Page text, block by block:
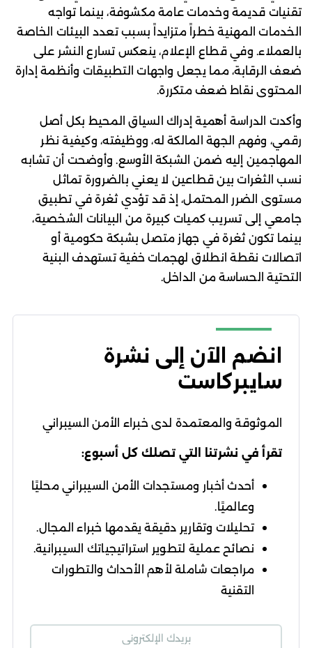
تقنيات قديمة وخدمات عامة مكشوفة، بينما تواجه
الخدمات المهنية خطراً متزايداً بسبب تعدد البيئات الخاصة
بالعملاء. وفي قطاع الإعلام، ينعكس تسارع النشر على
ضعف الرقابة، مما يجعل واجهات التطبيقات وأنظمة إدارة
المحتوى نقاط ضعف متكررة.
وأكدت الدراسة أهمية إدراك السياق المحيط بكل أصل
رقمي، وفهم الجهة المالكة له، ووظيفته، وكيفية نظر
المهاجمين إليه ضمن الشبكة الأوسع. وأوضحت أن تشابه
نسب الثغرات بين قطاعين لا يعني بالضرورة تماثل
مستوى الضرر المحتمل، إذ قد تؤدي ثغرة في تطبيق
جامعي إلى تسريب كميات كبيرة من البيانات الشخصية،
بينما تكون ثغرة في جهاز متصل بشبكة حكومية أو
اتصالات نقطة انطلاق لهجمات خفية تستهدف البنية
التحتية الحساسة من الداخل.
انضم الآن إلى نشرة
سايبركاست
الموثوقة والمعتمدة لدى خبراء الأمن السيبراني
تقرأ في نشرتنا التي تصلك كل أسبوع:
أحدث أخبار ومستجدات الأمن السيبراني محليًا
وعالميًا.
تحليلات وتقارير دقيقة يقدمها خبراء المجال.
نصائح عملية لتطوير استراتيجياتك السيبرانية.
مراجعات شاملة لأهم الأحداث والتطورات
التقنية